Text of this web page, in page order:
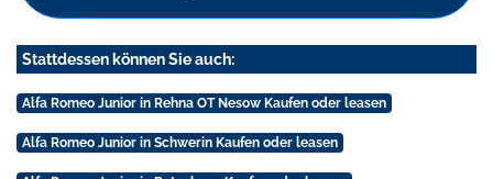
Stattdessen können Sie auch:
Alfa Romeo Junior in Rehna OT Nesow Kaufen oder leasen
Alfa Romeo Junior in Schwerin Kaufen oder leasen